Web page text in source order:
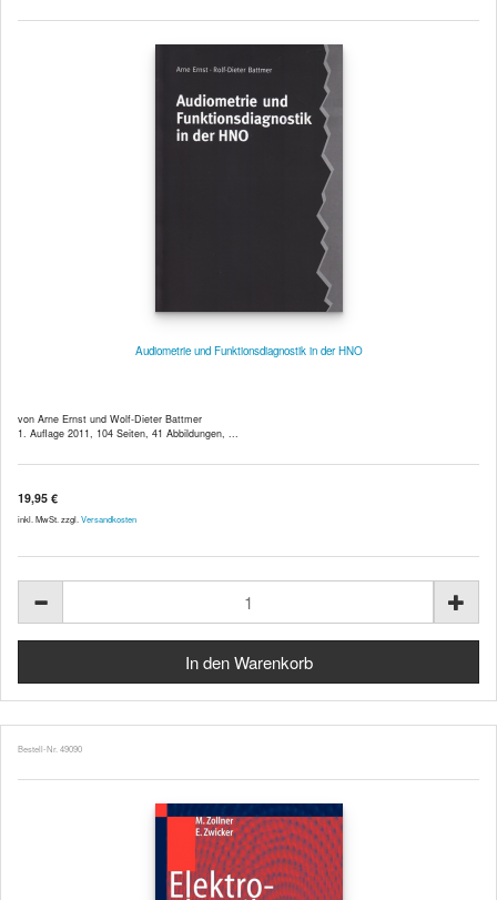
Audiometrie und Funktionsdiagnostik in der HNO
von Arne Ernst und Wolf-Dieter Battmer
1. Auflage 2011, 104 Seiten, 41 Abbildungen, ...
19,95 €
inkl. MwSt. zzgl. Versandkosten
Bestell-Nr. 49090